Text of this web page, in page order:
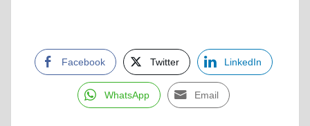
Facebook Twitter LinkedIn
WhatsApp Email